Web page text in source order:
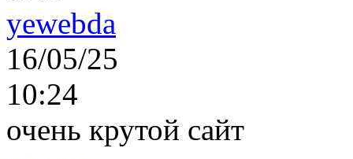
yewebda
16/05/25
10:24
очень крутой сайт